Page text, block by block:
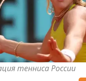
тенниса России